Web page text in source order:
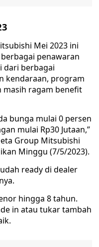
Mei 2023 ini
penawaran
dari berbagai
kendaraan, program
masih ragam benefit
bunga mulai 0 persen
mulai Rp30 Jutaan,”
Group Mitsubishi
Minggu (7/5/2023).
ready di dealer
hingga 8 tahun.
in atau tukar tambah